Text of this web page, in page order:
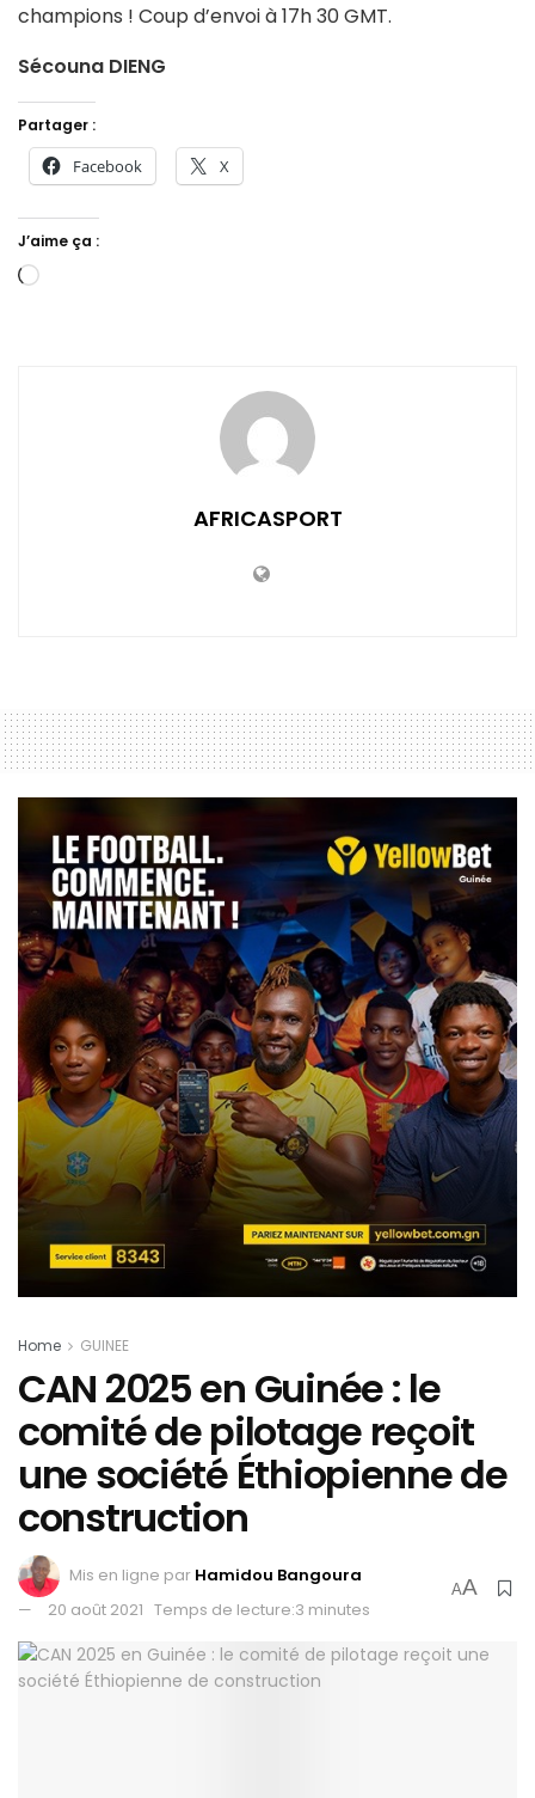
champions ! Coup d’envoi à 17h 30 GMT.
Sécouna DIENG
Partager :
Facebook X
J’aime ça :
Chargement…
AFRICASPORT
Home GUINEE
CAN 2025 en Guinée : le
comité de pilotage reçoit
une société Éthiopienne de
construction
Mis en ligne par Hamidou Bangoura
20 août 2021 Temps de lecture:3 minutes
AA